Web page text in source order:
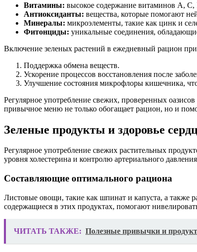
Витамины: высокое содержание витаминов A,
Антиоксиданты: вещества, которые помогают
Минералы: микроэлементы, такие как цинк и
Фитонциды: уникальные соединения,
Включение зеленых растений в ежедневный рацион
Поддержка обмена веществ.
Ускорение процессов восстановления после
Улучшение состояния микрофлоры кишечника,
Регулярное употребление свежих, проверенных
привычное меню не только обогащает рацион, но и
Зеленые продукты и здоровье
Регулярное употребление свежих растительных
уровня холестерина и контролю артериального
Составляющие оптимального рациона
Листовые овощи, такие как шпинат и капуста, а
содержащиеся в этих продуктах, помогают
ЧИТАТЬ ТАКЖЕ: Полезные привычки и